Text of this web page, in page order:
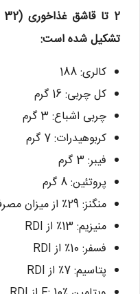
تشکیل شده است:
کالری: 188
کل چربی: 16 گرم
چربی اشباع: 3 گرم
کربوهیدرات: 7 گرم
فیبر: 3 گرم
پروتئین: 8 گرم
منگنز: 29٪ از میزان مصرف روزانه مرجع (RDI)
منیزیم: 13٪ از RDI
فسفر: 10٪ از RDI
پتاسیم: 7٪ از RDI